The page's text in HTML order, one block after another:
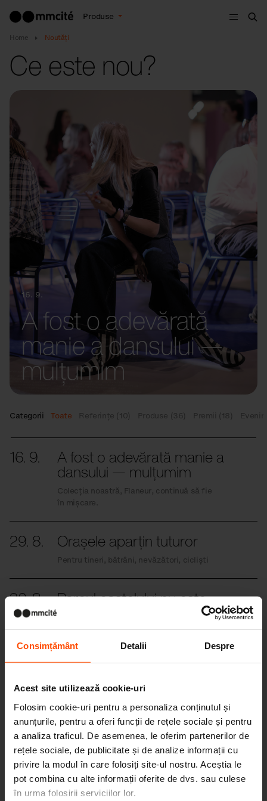
Consimțământ Detalii Despre
Acest site utilizează cookie-uri
Folosim cookie-uri pentru a personaliza conținutul și
anunțurile, pentru a oferi funcții de rețele sociale și pentru
a analiza traficul. De asemenea, le oferim partenerilor de
rețele sociale, de publicitate și de analize informații cu
privire la modul în care folosiți site-ul nostru. Aceștia le
pot combina cu alte informații oferite de dvs. sau culese
în urma folosirii serviciilor lor.
Produse
Meniu
Home Noutăţi
Ce este nou?
16. 9.
A fost o adevărată
manie a dansului —
mulțumim
Categorii Toate Referințe (10) Produse (36) Premii (18)
16. 9. A fost o adevărată manie a
dansului — mulțumim
Colecția noastră, Flaneur, continuă să fie
în mișcare.
29. 8. Orașele aparțin tuturor
Pentru tineri, bătrâni, nevăzători, cicliști
20. 8. Parcul castelului nu este
înfricoșător! Castelul Hněvín
Fără expoziții în spatele geamurilor, dar cu
experiențe bogate
6. 8. Vrei o prăjitură Sachertorte
clasică sau un spațiu public
de calitate?
Viena îți oferă ambele
25. 7. Schimbăm orașele prin
mișcare.